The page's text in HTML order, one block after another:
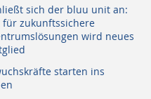
sich der bluu unit an:
für zukunftssichere
wird neues
starten ins